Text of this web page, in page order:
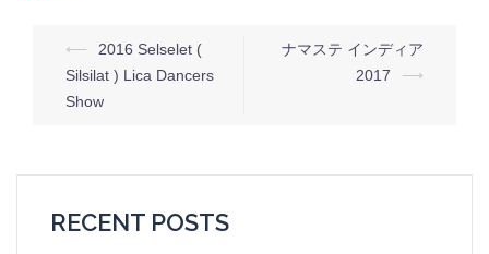
投
稿
ナ
ゲ
ー
⟵
2016 Selselet (
Silsilat ) Lica Dancers
Show
ナマステ インディア
2017
⟶
RECENT POSTS